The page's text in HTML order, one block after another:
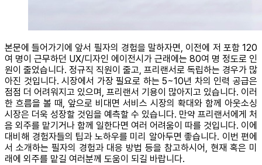
본문에 들어가기에 앞서 필자의 경험을 말하자면, 이전에 저 포함 120
여 명이 근무하던 UX/디자인 에이전시가 근래에는 80여 명 정도로 인
원이 줄었습니다. 정규직 직원이 줄고, 프리랜서로 독립하는 경우가 많
아진 것입니다. 시장에서 가장 필요로 하는 5~10년 차의 인력 공급은
점점 더 어려워지고 있으며, 프리랜서 기용이 많아지고 있습니다. 이러
한 흐름을 볼 때, 앞으로 비대면 서비스 시장의 확대와 함께 아웃소싱
시장은 더욱 성장할 것임을 예측할 수 있습니다. 만약 프리랜서에게 처
음 외주를 맡기거나 함께 일한다면 여러 어려움이 따를 것입니다. 이에
대비해 경험자들의 팁과 노하우를 미리 알아두면 좋습니다. 이번 편에
서 소개하는 필자의 경험과 대응 방법 등을 참고하시어, 현재 혹은 미
래에 외주를 맡길 여러분께 도움이 되길 바랍니다.